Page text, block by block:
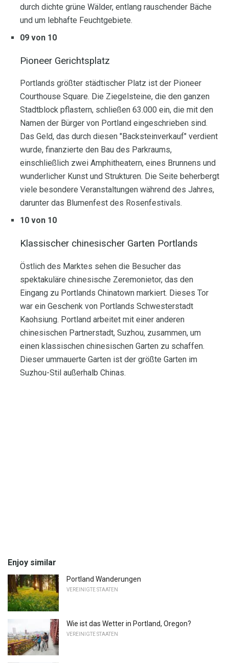
durch dichte grüne Wälder, entlang rauschender Bäche
und um lebhafte Feuchtgebiete.
09 von 10
Pioneer Gerichtsplatz
Portlands größter städtischer Platz ist der Pioneer
Courthouse Square. Die Ziegelsteine, die den ganzen
Stadtblock pflastern, schließen 63.000 ein, die mit den
Namen der Bürger von Portland eingeschrieben sind.
Das Geld, das durch diesen "Backsteinverkauf" verdient
wurde, finanzierte den Bau des Parkraums,
einschließlich zwei Amphitheatern, eines Brunnens und
wunderlicher Kunst und Strukturen. Die Seite beherbergt
viele besondere Veranstaltungen während des Jahres,
darunter das Blumenfest des Rosenfestivals.
10 von 10
Klassischer chinesischer Garten Portlands
Östlich des Marktes sehen die Besucher das
spektakuläre chinesische Zeremonietor, das den
Eingang zu Portlands Chinatown markiert. Dieses Tor
war ein Geschenk von Portlands Schwesterstadt
Kaohsiung. Portland arbeitet mit einer anderen
chinesischen Partnerstadt, Suzhou, zusammen, um
einen klassischen chinesischen Garten zu schaffen.
Dieser ummauerte Garten ist der größte Garten im
Suzhou-Stil außerhalb Chinas.
Enjoy similar
Portland Wanderungen
VEREINIGTE STAATEN
Wie ist das Wetter in Portland, Oregon?
VEREINIGTE STAATEN